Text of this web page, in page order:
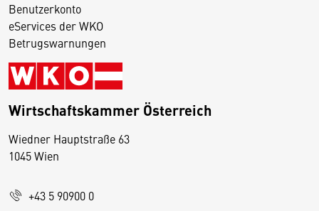
Benutzerkonto
eServices der WKO
Betrugswarnungen
Wirtschaftskammer Österreich
Wiedner Hauptstraße 63
1045 Wien
+43 5 90900 0
D
s